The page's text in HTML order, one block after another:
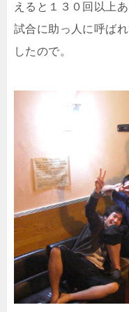
えると１３０回以上
試合に助っ人に呼ば
したので。